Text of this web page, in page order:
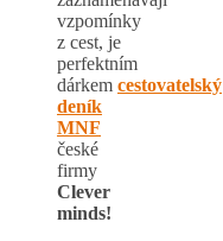
vzpomínky
z cest, je
perfektním
dárkem cestovatelský
deník
MNF
české
firmy
Clever
minds!